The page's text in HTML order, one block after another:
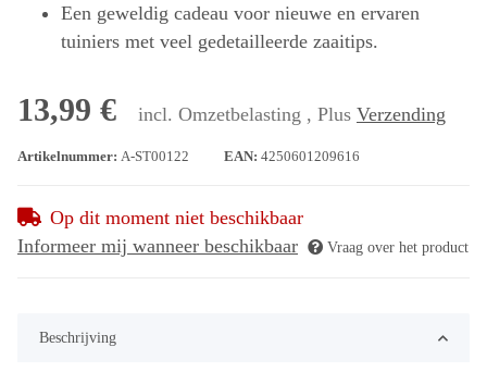
Een geweldig cadeau voor nieuwe en ervaren
tuiniers met veel gedetailleerde zaaitips.
13,99 € incl. Omzetbelasting , Plus Verzending
Artikelnummer: A-ST00122 EAN: 4250601209616
Op dit moment niet beschikbaar
Informeer mij wanneer beschikbaar
Vraag over het product
Beschrijving